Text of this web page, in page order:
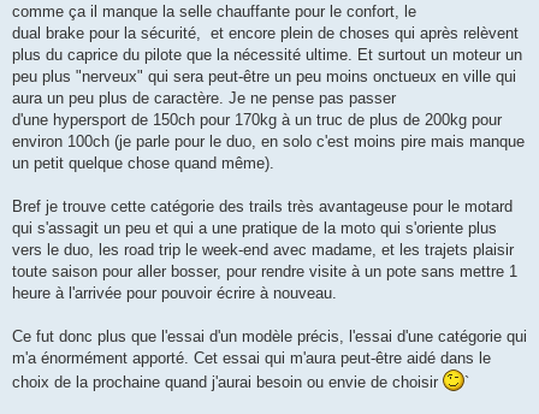
comme ça il manque la selle chauffante pour le confort, le
dual brake pour la sécurité, et encore plein de choses qui après relèvent
plus du caprice du pilote que la nécessité ultime. Et surtout un moteur un
peu plus "nerveux" qui sera peut-être un peu moins onctueux en ville qui
aura un peu plus de caractère. Je ne pense pas passer
d'une hypersport de 150ch pour 170kg à un truc de plus de 200kg pour
environ 100ch (je parle pour le duo, en solo c'est moins pire mais manque
un petit quelque chose quand même).
Bref je trouve cette catégorie des trails très avantageuse pour le motard
qui s'assagit un peu et qui a une pratique de la moto qui s'oriente plus
vers le duo, les road trip le week-end avec madame, et les trajets plaisir
toute saison pour aller bosser, pour rendre visite à un pote sans mettre 1
heure à l'arrivée pour pouvoir écrire à nouveau.
Ce fut donc plus que l'essai d'un modèle précis, l'essai d'une catégorie qui
m'a énormément apporté. Cet essai qui m'aura peut-être aidé dans le
choix de la prochaine quand j'aurai besoin ou envie de choisir
`